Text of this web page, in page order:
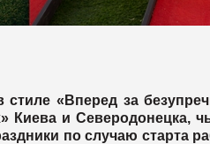
«Вперед за
и Северодонецка,
по случаю старта